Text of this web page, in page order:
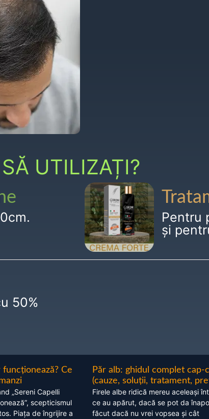
UTILIZAȚI?
Pentru
și
50%
Ce
„Sereni Capelli
scepticismul
Piața de îngrijire a
Păr alb: ghidul complet cap-
(cauze, soluții, tratament,
Firele albe ridică mereu aceleași
ce au apărut, dacă se pot da
făcut dacă nu vrei vopsea și cât